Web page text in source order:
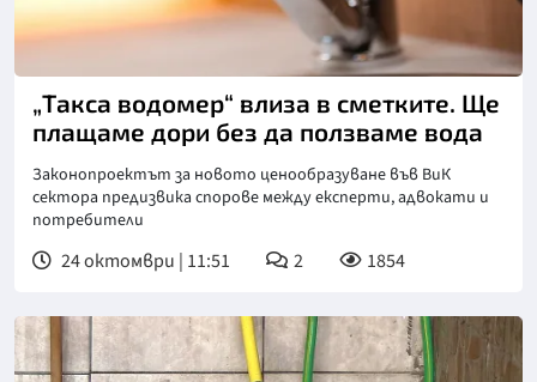
„Такса водомер“ влиза в сметките. Ще
плащаме дори без да ползваме вода
Законопроектът за новото ценообразуване във ВиК
сектора предизвика спорове между експерти, адвокати и
потребители
24 октомври | 11:51 2 1854